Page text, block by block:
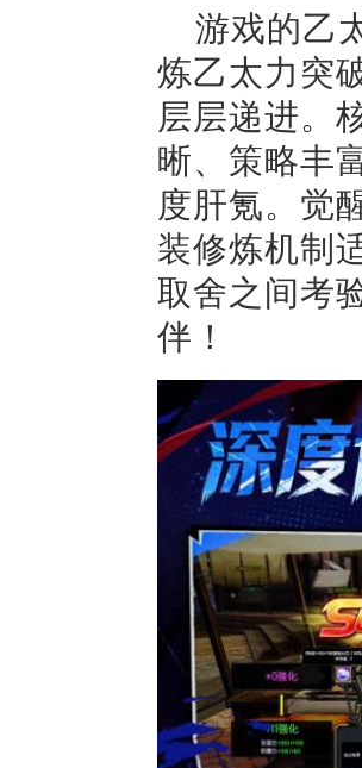
游戏的乙
炼乙太力突
层层递进。
晰、策略丰
度肝氪。觉
装修炼机制
取舍之间考
伴！